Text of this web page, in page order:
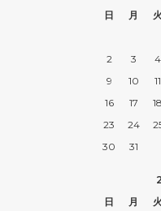
日
月 火
2
3 4
9
10 11
16
17 18
23
24
30
31
日
月 火